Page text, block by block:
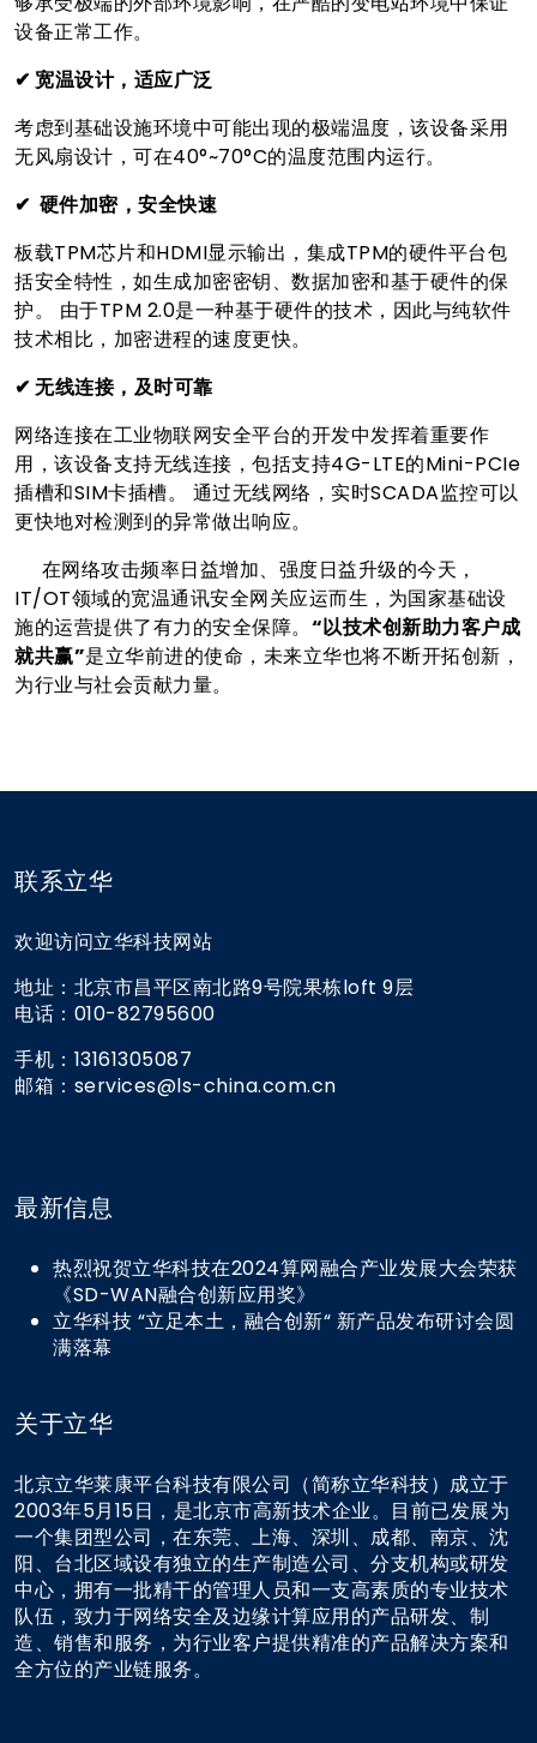
设备正常工作。
✔ 宽温设计，适应广泛
考虑到基础设施环境中可能出现的极端温度，该设备采用
无风扇设计，可在40°~70°C的温度范围内运行。
✔ 硬件加密，安全快速
板载TPM芯片和HDMI显示输出，集成TPM的硬件平台包
括安全特性，如生成加密密钥、数据加密和基于硬件的保
护。 由于TPM 2.0是一种基于硬件的技术，因此与纯软件
技术相比，加密进程的速度更快。
✔ 无线连接，及时可靠
网络连接在工业物联网安全平台的开发中发挥着重要作
用，该设备支持无线连接，包括支持4G-LTE的Mini-PCIe
插槽和SIM卡插槽。 通过无线网络，实时SCADA监控可以
更快地对检测到的异常做出响应。
在网络攻击频率日益增加、强度日益升级的今天，
IT/OT领域的宽温通讯安全网关应运而生，为国家基础设
施的运营提供了有力的安全保障。 “以技术创新助力客户成
就共赢”是立华前进的使命，未来立华也将不断开拓创新，
为行业与社会贡献力量。
联系立华
欢迎访问立华科技网站
地址：北京市昌平区南北路9号院果栋loft 9层
电话：010-82795600
手机：13161305087
邮箱：services@ls-china.com.cn
最新信息
热烈祝贺立华科技在2024算网融合产业发展大会荣获
《SD-WAN融合创新应用奖》
立华科技 “立足本土，融合创新“ 新产品发布研讨会圆
满落幕
关于立华
北京立华莱康平台科技有限公司（简称立华科技）成立于
2003年5月15日，是北京市高新技术企业。目前已发展为
一个集团型公司，在东莞、上海、深圳、成都、南京、沈
阳、台北区域设有独立的生产制造公司、分支机构或研发
中心，拥有一批精干的管理人员和一支高素质的专业技术
队伍，致力于网络安全及边缘计算应用的产品研发、制
造、销售和服务，为行业客户提供精准的产品解决方案和
全方位的产业链服务。